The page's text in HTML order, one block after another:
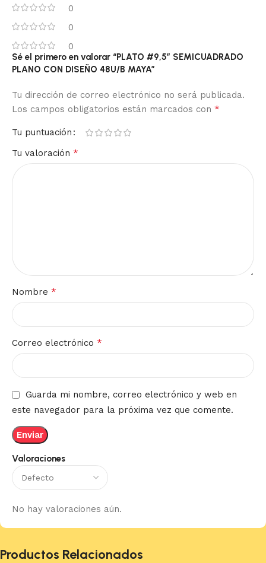
0
0
0
Valoraciones
No hay valoraciones aún.
Sé el primero en valorar “PLATO #9,5″ SEMICUADRADO
PLANO CON DISEÑO 48U/B MAYA”
Tu dirección de correo electrónico no será publicada.
Los campos obligatorios están marcados con *
Tu puntuación
Tu valoración *
Nombre *
Correo electrónico *
Guarda mi nombre, correo electrónico y web en
este navegador para la próxima vez que comente.
Productos Relacionados